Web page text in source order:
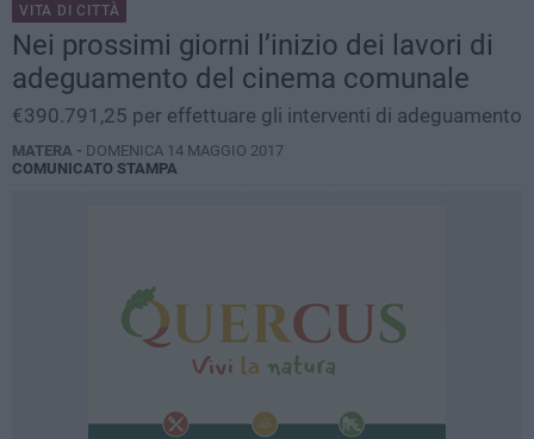
VITA DI CITTÀ
Nei prossimi giorni l’inizio dei lavori di
adeguamento del cinema comunale
€390.791,25 per effettuare gli interventi di adeguamento
MATERA - DOMENICA 14 MAGGIO 2017
COMUNICATO STAMPA